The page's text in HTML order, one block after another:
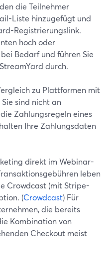
die Teilnehmer
Liste hinzugefügt und
Registrierungslink.
hoch oder
Bedarf und führen Sie
durch.
zu Plattformen mit
sind nicht an
Zahlungsregeln eines
Ihre Zahlungsdaten
direkt im Webinar-
leben
Crowdcast (mit Stripe-
(Crowdcast) Für
die bereits
Kombination von
Checkout meist